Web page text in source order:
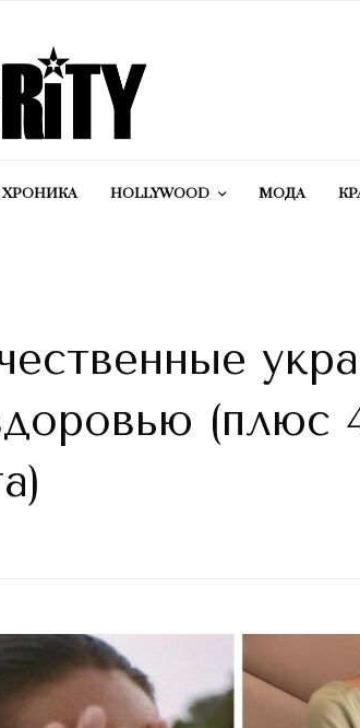
ХРОНИКА HOLLYWOOD МОДА
(плюс